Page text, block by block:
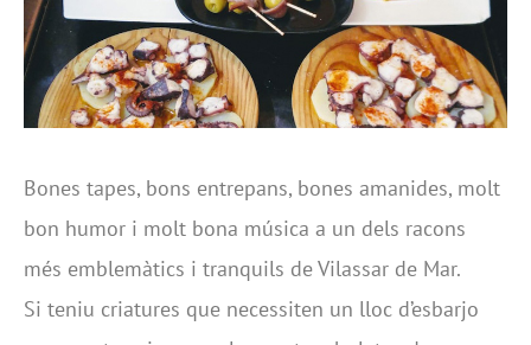
Bones tapes, bons entrepans, bones amanides, molt
bon humor i molt bona música a un dels racons
més emblemàtics i tranquils de Vilassar de Mar.
Si teniu criatures que necessiten un lloc d’esbarjo